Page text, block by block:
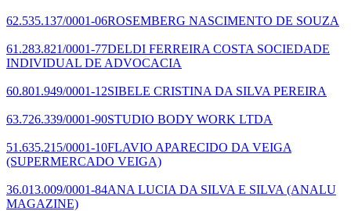
62.535.137/0001-06ROSEMBERG NASCIMENTO DE SOUZA
61.283.821/0001-77DELDI FERREIRA COSTA SOCIEDADE
INDIVIDUAL DE ADVOCACIA
60.801.949/0001-12SIBELE CRISTINA DA SILVA PEREIRA
63.726.339/0001-90STUDIO BODY WORK LTDA
51.635.215/0001-10FLAVIO APARECIDO DA VEIGA
(SUPERMERCADO VEIGA)
36.013.009/0001-84ANA LUCIA DA SILVA E SILVA (ANALU
MAGAZINE)